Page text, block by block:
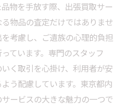
物を手放す際、出張買取サー
物品の査定だけではありませ
考慮し、ご遺族の心理的負担
ています。専門のスタッフ
く取引を心掛け、利用者が安
う配慮しています。東京都内
ービスの大きな魅力の一つで